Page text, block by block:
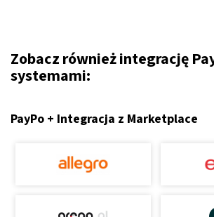
Zobacz również integrację
systemami:
PayPo + Integracja z Marketplace